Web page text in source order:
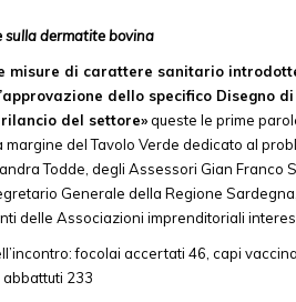
sulla dermatite bovina
misure di carattere sanitario
dello specifico Disegno
del settore»queste le prime
del Tavolo Verde dedicato al
Todde, degli Assessori Gian Franco
Generale della Regione
delle Associazioni imprenditoriali
focolai accertati 46, capi
233